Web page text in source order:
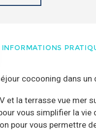
INFORMATIONS
cocooning dans un
la terrasse vue mer
vous simplifier la vie
pour vous permettre